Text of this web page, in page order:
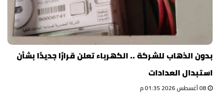
بدون الذهاب للشركة .. الكهرباء تعلن قرارًا جديدًا بشأن
استبدال العدادات